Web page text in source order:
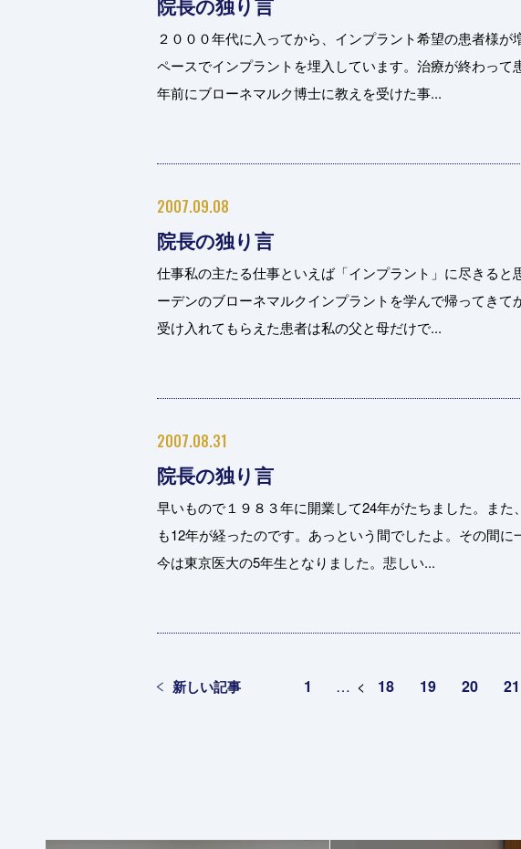
院長の独り言
２０００年代に入ってから、インプラント希望の患者様
ペースでインプラントを埋入しています。治療が終わって
年前にブローネマルク博士に教えを受けた事...
2007.09.08
院長の独り言
仕事私の主たる仕事といえば「インプラント」に尽きると
ーデンのブローネマルクインプラントを学んで帰ってきて
受け入れてもらえた患者は私の父と母だけで...
2007.08.31
院長の独り言
早いもので１９８３年に開業して24年がたちました。ま
も12年が経ったのです。あっという間でしたよ。その間に
今は東京医大の5年生となりました。悲しい...
新しい記事 1 … < 18 19 20 21